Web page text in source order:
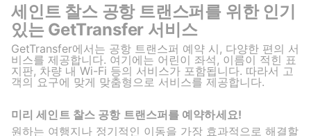
세인트 찰스 공항 트랜스퍼를 위한 인기
있는 GetTransfer 서비스
GetTransfer에서는 공항 트랜스퍼 예약 시, 다양한 편의 서
비스를 제공합니다. 여기에는 어린이 좌석, 이름이 적힌 표
지판, 차량 내 Wi-Fi 등의 서비스가 포함됩니다. 따라서 고
객의 요구에 맞게 맞춤형으로 서비스를 제공합니다.
미리 세인트 찰스 공항 트랜스퍼를 예약하세요!
원하는 여행지나 정기적인 이동을 가장 효과적으로 해결할